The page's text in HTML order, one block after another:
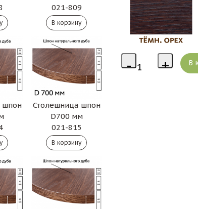
021-809
шпон
Столешница шпон
D700 мм
021-815